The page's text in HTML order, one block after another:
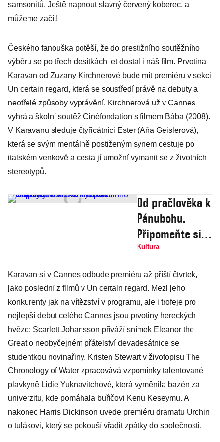
samsonitů. Ještě napnout slavný červený koberec, a
můžeme začít!
Českého fanouška potěší, že do prestižního soutěžního
výběru se po třech desítkách let dostal i náš film. Prvotina
Karavan od Zuzany Kirchnerové bude mít premiéru v sekci
Un certain regard, která se soustředí právě na debuty a
neotřelé způsoby vyprávění. Kirchnerová už v Cannes
vyhrála školní soutěž Cinéfondation s filmem Bába (2008).
V Karavanu sleduje čtyřicátnici Ester (Aňa Geislerová),
která se svým mentálně postiženým synem cestuje po
italském venkově a cesta jí umožní vymanit se z životních
stereotypů.
Od pračlověka k
Pánubohu.
Připomeňte si
10 nejlepších
televizních rolí
Jiřího Bartošky
Kultura
Karavan si v Cannes odbude premiéru až příští čtvrtek,
jako poslední z filmů v Un certain regard. Mezi jeho
konkurenty jak na vítězství v programu, ale i trofeje pro
nejlepší debut celého Cannes jsou prvotiny hereckých
hvězd: Scarlett Johansson přiváží snímek Eleanor the
Great o neobyčejném přátelství devadesátnice se
studentkou novinařiny. Kristen Stewart v životopisu The
Chronology of Water zpracovává vzpomínky talentované
plavkyně Lidie Yuknavitchové, která vyměnila bazén za
univerzitu, kde pomáhala buřičovi Kenu Keseymu. A
nakonec Harris Dickinson uvede premiéru dramatu Urchin
o tulákovi, který se pokouší vřadit zpátky do společnosti.